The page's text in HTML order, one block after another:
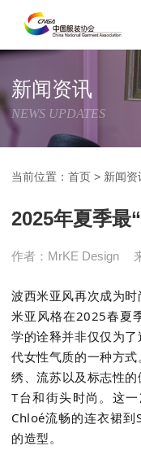
新闻资讯
NEWS UPDATES
当前位置：首页 > 新闻资
2025年夏季最
作者：MrKE Design
波西米亚风再次成为
米亚风格在2025春夏
学的诠释并非仅仅为
代女性气质的一种方
绣、流苏以及标志性
T台和街头时尚。这
Chloé流畅的连衣裙到
的造型。